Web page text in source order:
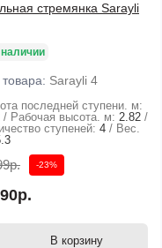
стремянка Sarayli
Sarayli 4
последней ступени. м:
Рабочая высота. м: 2.82
ступеней: 4
Вес.
-23%
В корзину